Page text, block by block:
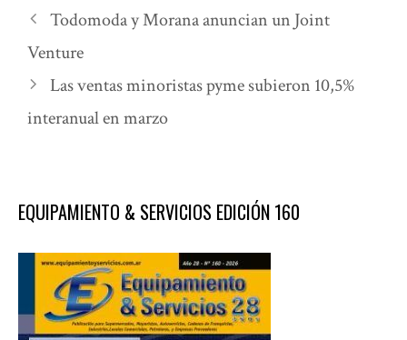
Todomoda y Morana anuncian un Joint
Venture
Las ventas minoristas pyme subieron 10,5%
interanual en marzo
EQUIPAMIENTO & SERVICIOS EDICIÓN 160